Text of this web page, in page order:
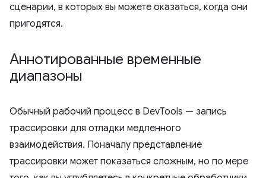
сценарии, в которых вы можете оказаться, когда они
пригодятся.
Аннотированные временные
диапазоны
Обычный рабочий процесс в DevTools — запись
трассировки для отладки медленного
взаимодействия. Поначалу представление
трассировки может показаться сложным, но по мере